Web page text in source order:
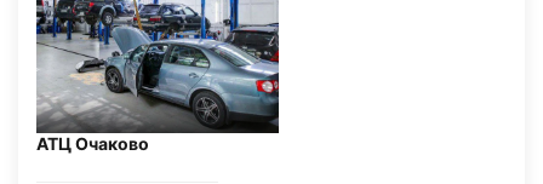
АТЦ Очаково